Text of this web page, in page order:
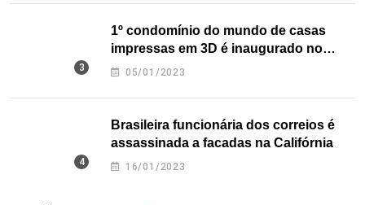
1º condomínio do mundo de casas
impressas em 3D é inaugurado no
Texas
05/01/2023
Brasileira funcionária dos correios é
assassinada a facadas na Califórnia
16/01/2023